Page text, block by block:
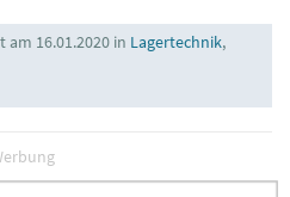
16.01.2020 in Lagertechnik,